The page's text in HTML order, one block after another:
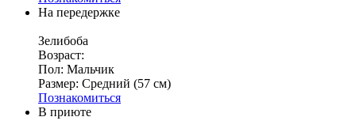
На передержке
Зелибоба
Возраст:
Пол: Мальчик
Размер: Средний (57 см)
Познакомиться
В приюте